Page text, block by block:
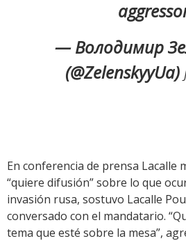
— Володимир
(@ZelenskyyUa)
En conferencia de prensa Lacalle
“quiere difusión” sobre lo que
invasión rusa, sostuvo Lacalle
conversado con el mandatario.
tema que esté sobre la mesa”,